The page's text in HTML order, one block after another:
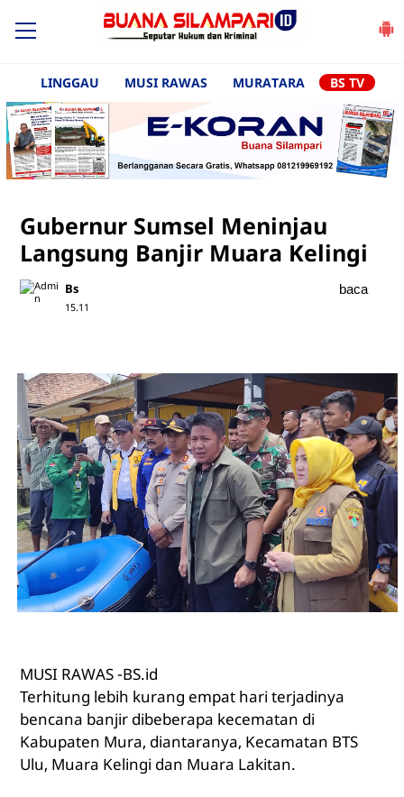
LINGGAU MUSI RAWAS MURATARA BS TV
Gubernur Sumsel Meninjau
Langsung Banjir Muara Kelingi
Bs
15.11
baca
MUSI RAWAS -BS.id
Terhitung lebih kurang empat hari terjadinya
bencana banjir dibeberapa kecematan di
Kabupaten Mura, diantaranya, Kecamatan BTS
Ulu, Muara Kelingi dan Muara Lakitan.